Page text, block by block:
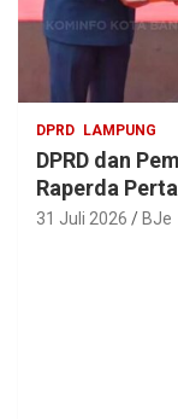
DPRD LAMPUNG
DPRD dan
Raperda
31 Juli 2026 BJe